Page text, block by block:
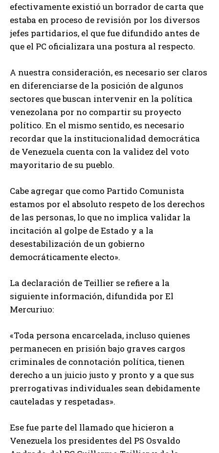
efectivamente existió un borrador de carta que
estaba en proceso de revisión por los diversos
jefes partidarios, el que fue difundido antes de
que el PC oficializara una postura al respecto.
A nuestra consideración, es necesario ser claros
en diferenciarse de la posición de algunos
sectores que buscan intervenir en la política
venezolana por no compartir su proyecto
político. En el mismo sentido, es necesario
recordar que la institucionalidad democrática
de Venezuela cuenta con la validez del voto
mayoritario de su pueblo.
Cabe agregar que como Partido Comunista
estamos por el absoluto respeto de los derechos
de las personas, lo que no implica validar la
incitación al golpe de Estado y a la
desestabilización de un gobierno
democráticamente electo».
La declaración de Teillier se refiere a la
siguiente información, difundida por El
Mercuriuo:
«Toda persona encarcelada, incluso quienes
permanecen en prisión bajo graves cargos
criminales de connotación política, tienen
derecho a un juicio justo y pronto y a que sus
prerrogativas individuales sean debidamente
cauteladas y respetadas».
Ese fue parte del llamado que hicieron a
Venezuela los presidentes del PS Osvaldo